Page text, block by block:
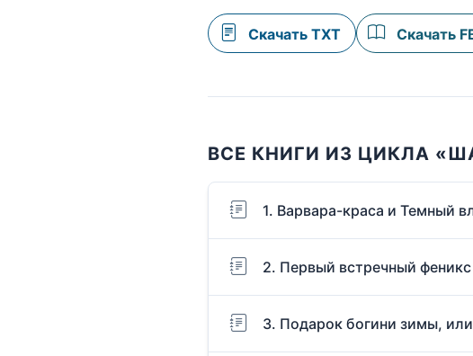
Скачать TXT Скачать
ВСЕ КНИГИ ИЗ ЦИКЛА
1. Варвара-краса и Темный
2. Первый встречный феникс
3. Подарок богини зимы,